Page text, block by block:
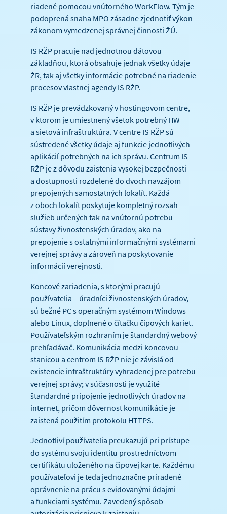
riadené pomocou vnútorného WorkFlow. Tým je
podoprená snaha MPO zásadne zjednotiť výkon
zákonom vymedzenej správnej činnosti ŽÚ.
IS RŽP pracuje nad jednotnou dátovou
základňou, ktorá obsahuje jednak všetky údaje
ŽR, tak aj všetky informácie potrebné na riadenie
procesov vlastnej agendy IS RŽP.
IS RŽP je prevádzkovaný v hostingovom centre,
v ktorom je umiestnený všetok potrebný HW
a sieťová infraštruktúra. V centre IS RŽP sú
sústredené všetky údaje aj funkcie jednotlivých
aplikácií potrebných na ich správu. Centrum IS
RŽP je z dôvodu zaistenia vysokej bezpečnosti
a dostupnosti rozdelené do dvoch navzájom
prepojených samostatných lokalít. Každá
z oboch lokalít poskytuje kompletný rozsah
služieb určených tak na vnútornú potrebu
sústavy živnostenských úradov, ako na
prepojenie s ostatnými informačnými systémami
verejnej správy a zároveň na poskytovanie
informácií verejnosti.
Koncové zariadenia, s ktorými pracujú
používatelia – úradníci živnostenských úradov,
sú bežné PC s operačným systémom Windows
alebo Linux, doplnené o čítačku čipových kariet.
Používateľským rozhraním je štandardný webový
prehľadávač. Komunikácia medzi koncovou
stanicou a centrom IS RŽP nie je závislá od
existencie infraštruktúry vyhradenej pre potrebu
verejnej správy; v súčasnosti je využité
štandardné pripojenie jednotlivých úradov na
internet, pričom dôvernosť komunikácie je
zaistená použitím protokolu HTTPS.
Jednotliví používatelia preukazujú pri prístupe
do systému svoju identitu prostredníctvom
certifikátu uloženého na čipovej karte. Každému
používateľovi je teda jednoznačne priradené
oprávnenie na prácu s evidovanými údajmi
a funkciami systému. Zavedený spôsob